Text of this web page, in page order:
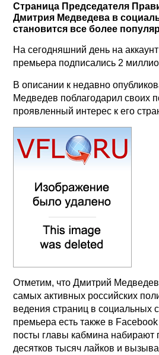
Страница Председателя
Дмитрия Медведева в
становится все более
На сегодняшний день на
премьера подписались 2
В описании к недавно
Медведев поблагодарил своих
проявленный интерес к его
Отметим, что Дмитрий
самых активных российских
ведения страниц в социальных
премьера есть также в
посты главы кабмина набирают
десятков тысяч лайков и